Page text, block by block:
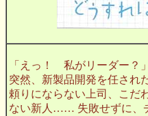
「えっ！ 私がリーダー？
突然、新製品開発を任され
頼りにならない上司、こだ
ない新人…… 失敗せずに、